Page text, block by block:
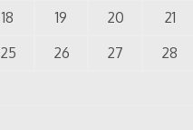
18 19 20 21
25 26 27 28